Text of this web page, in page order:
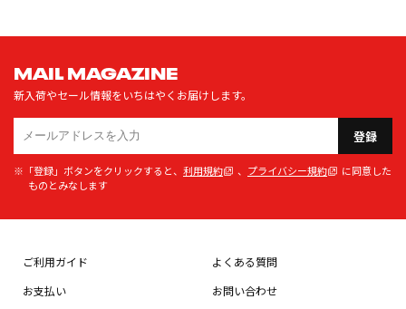
MAIL MAGAZINE
新入荷やセール情報をいちはやくお届けします。
登録
※「登録」ボタンをクリックすると、 利用規約 、 プライバシー規約
に同意した
ものとみなします
ご利用ガイド
お支払い
よくある質問
お問い合わせ